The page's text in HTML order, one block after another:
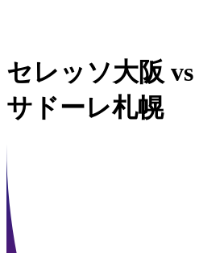
セレッソ大阪 vs
サドーレ札幌